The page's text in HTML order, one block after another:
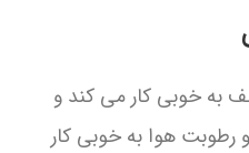
به خوبی کار می کند و
رطوبت هوا به خوبی کار